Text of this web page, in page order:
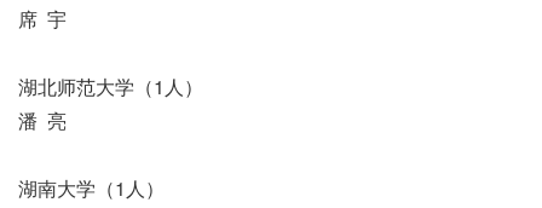
席 宇
湖北师范大学（1人）
潘 亮
湖南大学（1人）